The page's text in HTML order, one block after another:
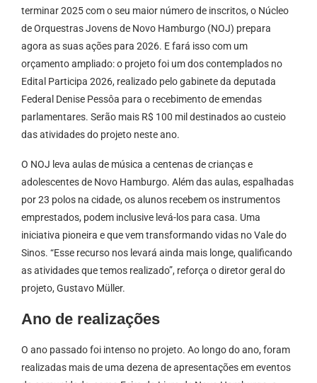
terminar 2025 com o seu maior número de inscritos, o Núcleo
de Orquestras Jovens de Novo Hamburgo (NOJ) prepara
agora as suas ações para 2026. E fará isso com um
orçamento ampliado: o projeto foi um dos contemplados no
Edital Participa 2026, realizado pelo gabinete da deputada
Federal Denise Pessôa para o recebimento de emendas
parlamentares. Serão mais R$ 100 mil destinados ao custeio
das atividades do projeto neste ano.
O NOJ leva aulas de música a centenas de crianças e
adolescentes de Novo Hamburgo. Além das aulas, espalhadas
por 23 polos na cidade, os alunos recebem os instrumentos
emprestados, podem inclusive levá-los para casa. Uma
iniciativa pioneira e que vem transformando vidas no Vale do
Sinos. “Esse recurso nos levará ainda mais longe, qualificando
as atividades que temos realizado”, reforça o diretor geral do
projeto, Gustavo Müller.
Ano de realizações
O ano passado foi intenso no projeto. Ao longo do ano, foram
realizadas mais de uma dezena de apresentações em eventos